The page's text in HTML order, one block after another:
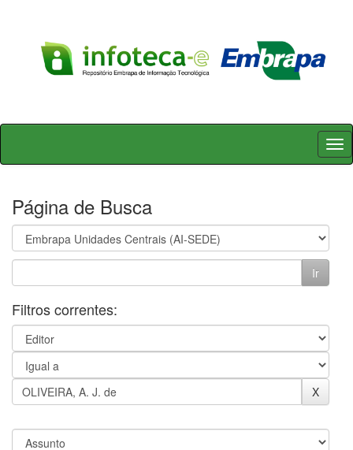
Skip
Página de Busca
Filtros correntes: